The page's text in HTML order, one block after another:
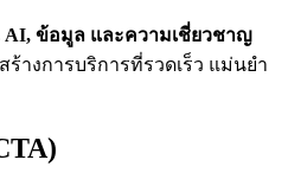
AI, ข้อมูล และความเชี่ยวชาญ
ร้างการบริการที่รวดเร็ว แม่นยำ